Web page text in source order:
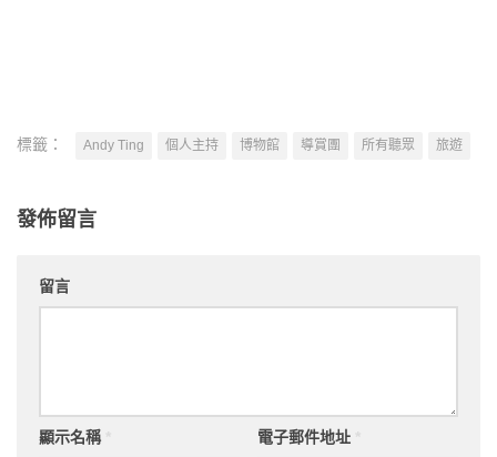
標籤： Andy Ting 個人主持 博物館 導賞團 所有聽眾 旅遊
發佈留言
留言
顯示名稱 電子郵件地址